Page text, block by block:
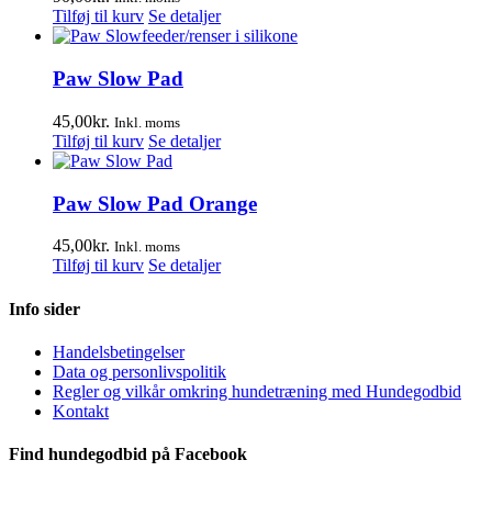
Tilføj til kurv Se detaljer
Paw Slow Pad
45,00kr. Inkl. moms
Tilføj til kurv Se detaljer
Paw Slow Pad Orange
45,00kr. Inkl. moms
Tilføj til kurv Se detaljer
Info sider
Handelsbetingelser
Data og personlivspolitik
Regler og vilkår omkring hundetræning med Hundegodbid
Kontakt
Find hundegodbid på Facebook